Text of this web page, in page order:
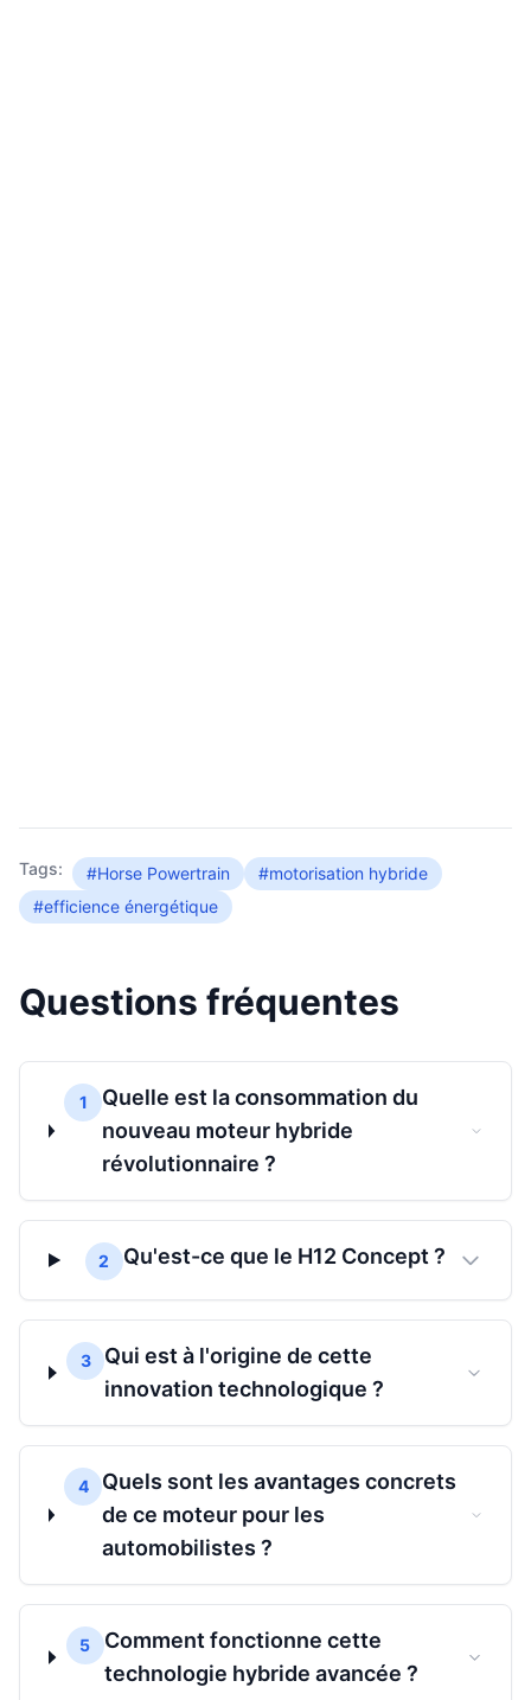
Tags: #Horse Powertrain
#motorisation hybride
#efficience énergétique
Questions fréquentes
1
Quelle est la consommation du
nouveau moteur hybride
révolutionnaire ?
2 Qu'est-ce que le H12 Concept ?
3
Qui est à l'origine de cette
innovation technologique ?
4
Quels sont les avantages concrets
de ce moteur pour les
automobilistes ?
5
Comment fonctionne cette
technologie hybride avancée ?